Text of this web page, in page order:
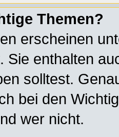
Themen?
erscheinen
Sie enthalten
solltest.
bei den
wer nicht.